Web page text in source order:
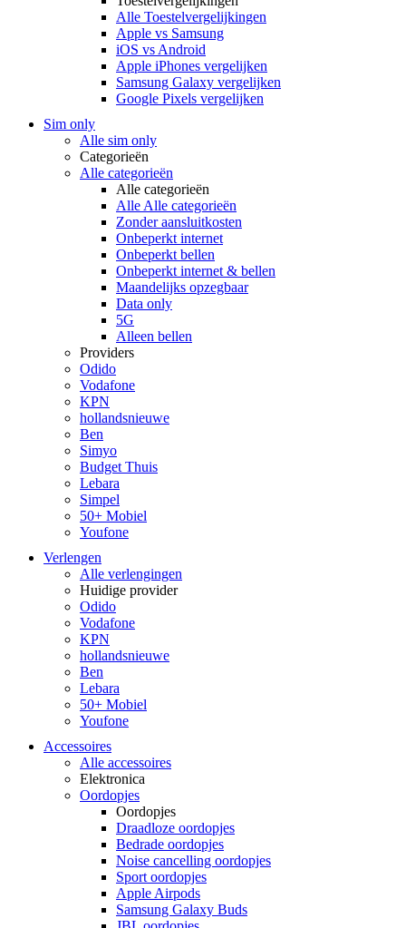
Alle Toestelvergelijkingen
Apple vs Samsung
iOS vs Android
Apple iPhones vergelijken
Samsung Galaxy vergelijken
Google Pixels vergelijken
Sim only
Alle sim only
Categorieën
Alle categorieën
Alle categorieën
Alle Alle categorieën
Zonder aansluitkosten
Onbeperkt internet
Onbeperkt bellen
Onbeperkt internet & bellen
Maandelijks opzegbaar
Data only
5G
Alleen bellen
Providers
Odido
Vodafone
KPN
hollandsnieuwe
Ben
Simyo
Budget Thuis
Lebara
Simpel
50+ Mobiel
Youfone
Verlengen
Alle verlengingen
Huidige provider
Odido
Vodafone
KPN
hollandsnieuwe
Ben
Lebara
50+ Mobiel
Youfone
Accessoires
Alle accessoires
Elektronica
Oordopjes
Oordopjes
Draadloze oordopjes
Bedrade oordopjes
Noise cancelling oordopjes
Sport oordopjes
Apple Airpods
Samsung Galaxy Buds